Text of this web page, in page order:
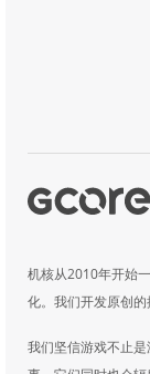
机核从2010年开始
化。我们开发原创
我们坚信游戏不止